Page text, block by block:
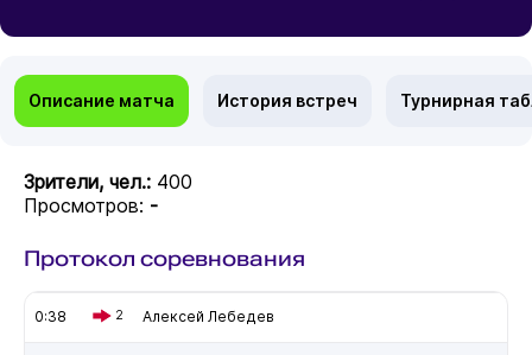
Описание матча История встреч Турнирная
Зрители, чел.: 400
Просмотров: -
Протокол соревнования
0:38 2 Алексей Лебедев